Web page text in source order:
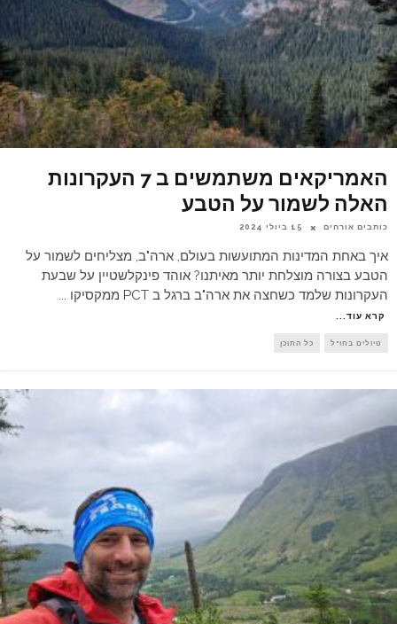
האמריקאים משתמשים ב 7 העקרונות
האלה לשמור על הטבע
כותבים אורחים 15 ביולי 2024
איך באחת המדינות המתועשות בעולם, ארה"ב, מצליחים לשמור על
הטבע בצורה מוצלחת יותר מאיתנו? אוהד פינקלשטיין על שבעת
העקרונות שלמד כשחצה את ארה"ב ברגל ב PCT ממקסיקו
...
קרא עוד...
טיולים בחו"ל כל התוכן